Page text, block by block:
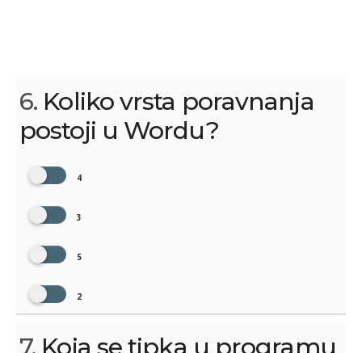
6. Koliko vrsta poravnanja
postoji u Wordu?
4
3
5
2
7. Koja se tipka u programu